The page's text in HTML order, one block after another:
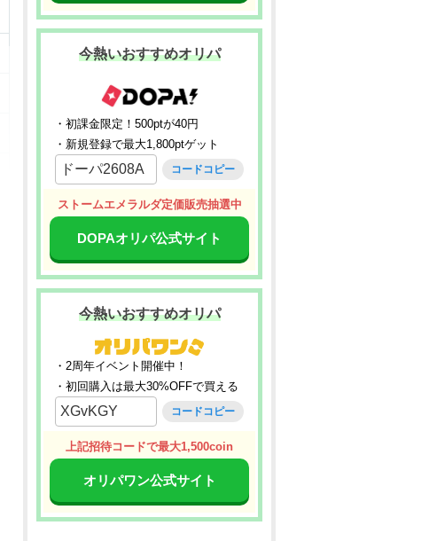
今熱いおすすめオリパ
・初課金限定！500ptが40円
・新規登録で最大1,800ptゲット
ドーパ2608A コードコピー
ストームエメラルダ定価販売抽選中
DOPAオリパ公式サイト
今熱いおすすめオリパ
・2周年イベント開催中！
・初回購入は最大30%OFFで買える
XGvKGY コードコピー
上記招待コードで最大1,500coin
オリパワン公式サイト